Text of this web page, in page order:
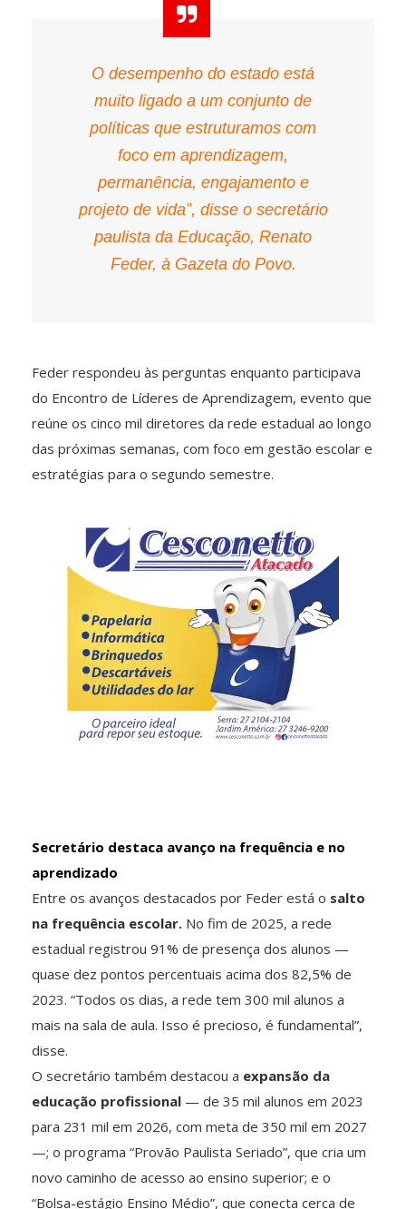
O desempenho do estado está
muito ligado a um conjunto de
políticas que estruturamos com
foco em aprendizagem,
permanência, engajamento e
projeto de vida”, disse o secretário
paulista da Educação, Renato
Feder, à Gazeta do Povo.
Feder respondeu às perguntas enquanto participava
do Encontro de Líderes de Aprendizagem, evento que
reúne os cinco mil diretores da rede estadual ao longo
das próximas semanas, com foco em gestão escolar e
estratégias para o segundo semestre.
Secretário destaca avanço na frequência e no
aprendizado
Entre os avanços destacados por Feder está o salto
na frequência escolar. No fim de 2025, a rede
estadual registrou 91% de presença dos alunos —
quase dez pontos percentuais acima dos 82,5% de
2023. “Todos os dias, a rede tem 300 mil alunos a
mais na sala de aula. Isso é precioso, é fundamental”,
disse.
O secretário também destacou a expansão da
educação profissional — de 35 mil alunos em 2023
para 231 mil em 2026, com meta de 350 mil em 2027
—; o programa “Provão Paulista Seriado”, que cria um
novo caminho de acesso ao ensino superior; e o
“Bolsa-estágio Ensino Médio”, que conecta cerca de